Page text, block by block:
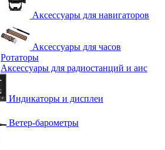
Аксессуары для навигаторов
Аксессуары для часов
Ротаторы
Аксессуары для радиостанций и аис
Индикаторы и дисплеи
Ветер-барометры